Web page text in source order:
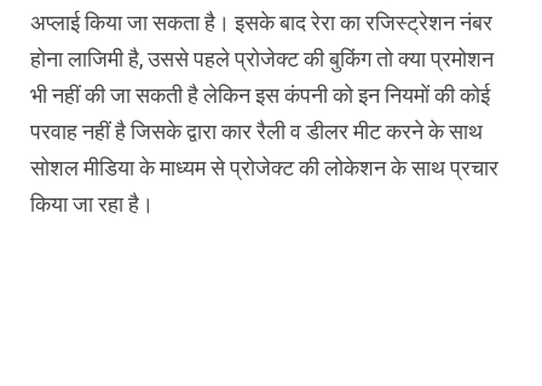
अप्लाई किया जा सकता है। इसके बाद रेरा का रजिस्ट्रेशन नंबर
होना लाजिमी है, उससे पहले प्रोजेक्ट की बुकिंग तो क्या प्रमोशन
भी नहीं की जा सकती है लेकिन इस कंपनी को इन नियमों की कोई
परवाह नहीं है जिसके द्वारा कार रैली व डीलर मीट करने के साथ
सोशल मीडिया के माध्यम से प्रोजेक्ट की लोकेशन के साथ प्रचार
किया जा रहा है।